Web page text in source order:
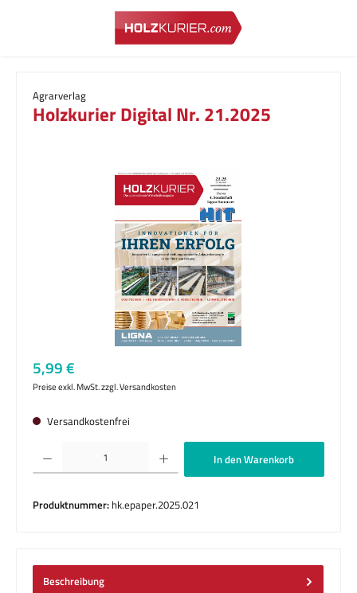
Zum Hauptinhalt springen
Agrarverlag
Holzkurier Digital Nr. 21.2025
Bildergalerie überspringen
Regulärer Preis:
5,99 €
Preise exkl. MwSt. zzgl. Versandkosten
Versandkostenfrei
Produkt Anzahl: Gib den gewünschten Wert ein oder benutze die Schaltflächen um
In den Warenkorb
Produktnummer: hk.epaper.2025.021
Beschreibung